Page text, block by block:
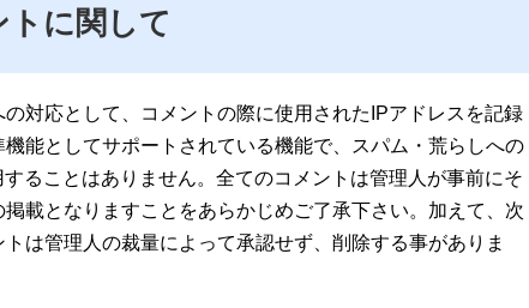
に関して
対応として、コメントの際に使用されたIPアドレスを記録
能としてサポートされている機能で、スパム・荒らしへの
ることはありません。全てのコメントは管理人が事前にそ
載となりますことをあらかじめご了承下さい。加えて、次
は管理人の裁量によって承認せず、削除する事がありま